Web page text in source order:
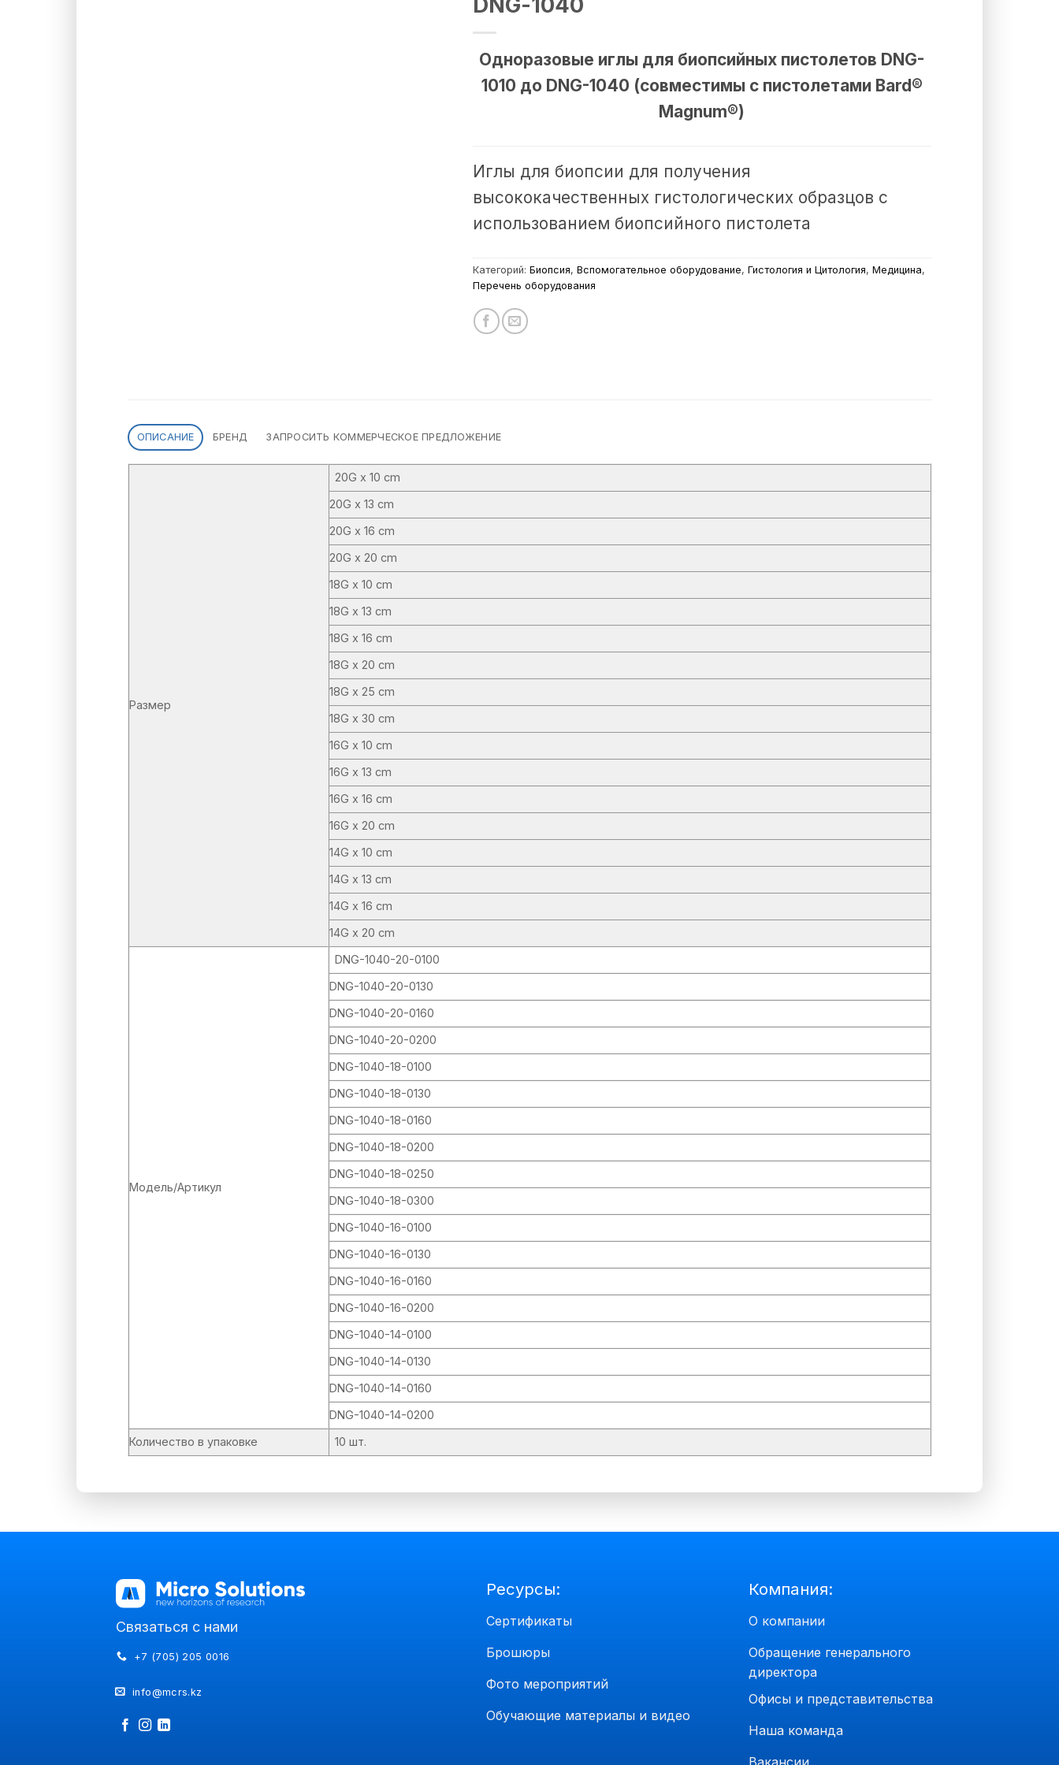
Одноразовые иглы для биопсийных пистолетов DNG-
1010 до DNG-1040 (совместимы с пистолетами Bard®
Magnum®)
Иглы для биопсии для получения
высококачественных гистологических образцов с
использованием биопсийного пистолета
Категорий: Биопсия, Вспомогательное оборудование, Гистология и Цитология, Медицина,
Перечень оборудования
ОПИСАНИЕ БРЕНД ЗАПРОСИТЬ КОММЕРЧЕСКОЕ ПРЕДЛОЖЕНИЕ
Размер
20G x 10 cm
20G x 13 cm
20G x 16 cm
20G x 20 cm
18G x 10 cm
18G x 13 cm
18G x 16 cm
18G x 20 cm
18G x 25 cm
18G x 30 cm
16G x 10 cm
16G x 13 cm
16G x 16 cm
16G x 20 cm
14G x 10 cm
14G x 13 cm
14G x 16 cm
14G x 20 cm
Модель/Артикул
DNG-1040-20-0100
DNG-1040-20-0130
DNG-1040-20-0160
DNG-1040-20-0200
DNG-1040-18-0100
DNG-1040-18-0130
DNG-1040-18-0160
DNG-1040-18-0200
DNG-1040-18-0250
DNG-1040-18-0300
DNG-1040-16-0100
DNG-1040-16-0130
DNG-1040-16-0160
DNG-1040-16-0200
DNG-1040-14-0100
DNG-1040-14-0130
DNG-1040-14-0160
DNG-1040-14-0200
Количество в упаковке
10 шт.
Связаться с нами
+7 (705) 205 0016
info@mcrs.kz
Ресурсы:
Сертификаты
Брошюры
Фото мероприятий
Обучающие материалы и видео
Компания:
О компании
Обращение генерального
директора
Офисы и представительства
Наша команда